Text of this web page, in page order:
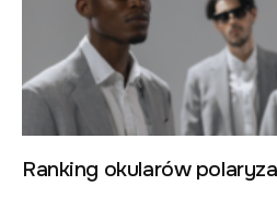
Ranking okularów